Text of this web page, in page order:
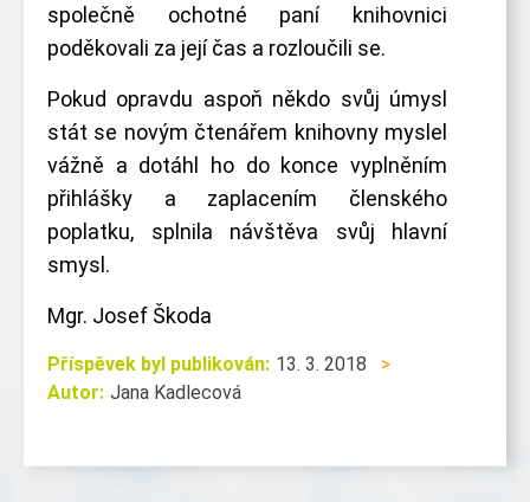
společně ochotné paní knihovnici
poděkovali za její čas a rozloučili se.
Pokud opravdu aspoň někdo svůj úmysl
stát se novým čtenářem knihovny myslel
vážně a dotáhl ho do konce vyplněním
přihlášky a zaplacením členského
poplatku, splnila návštěva svůj hlavní
smysl.
Mgr. Josef Škoda
Příspěvek byl publikován: 13. 3. 2018
>
Autor: Jana Kadlecová